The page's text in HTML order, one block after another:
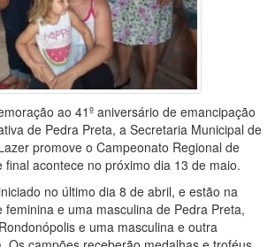
ao 41º aniversário de emancipação
de Pedra Preta, a Secretaria Municipal de
promove o Campeonato Regional de
final acontece no próximo dia 13 de maio.
no último dia 8 de abril, e estão na
feminina e uma masculina de Pedra Preta,
e uma masculina e outra